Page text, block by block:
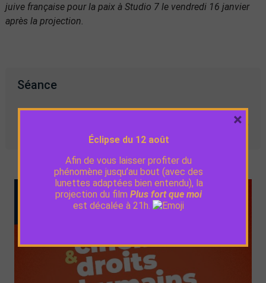
juive française pour la paix à Studio 7 le vendredi 16 janvier
après la projection.
Séance
VO
Éclipse du 12 août
Afin de vous laisser profiter du
phénomène jusqu’au bout (avec des
lunettes adaptées bien entendu), la
projection du film Plus fort que moi
est décalée à 21h.
×